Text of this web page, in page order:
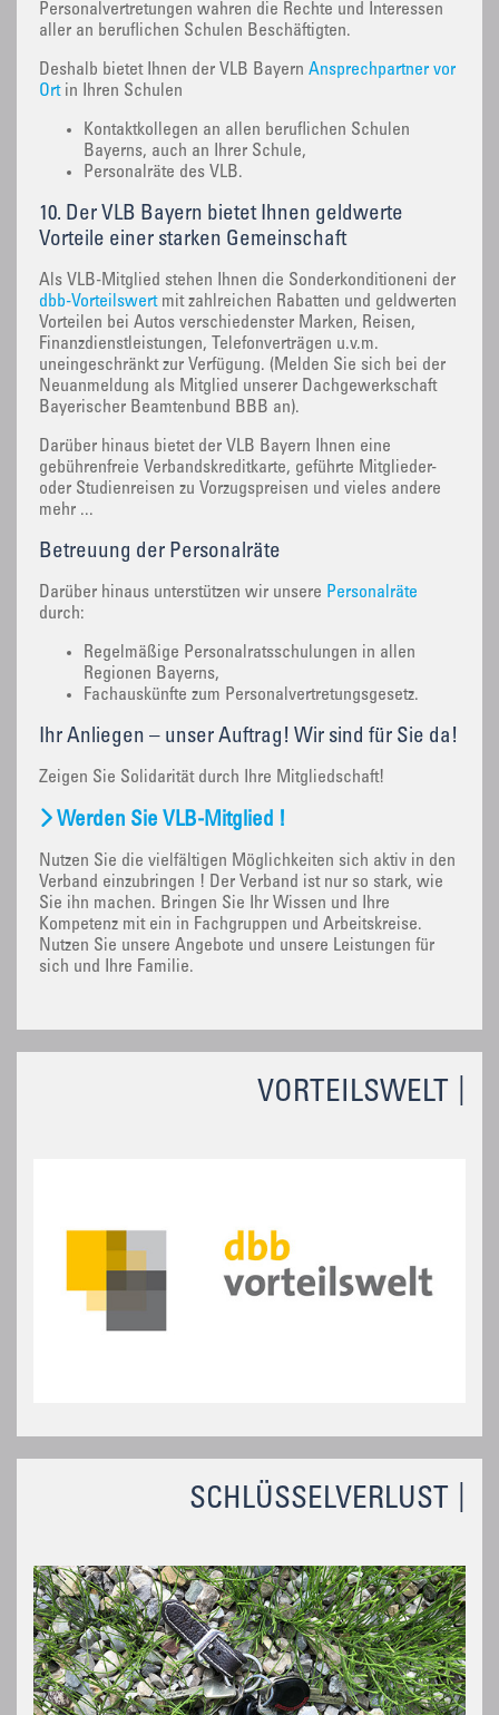
VORTEILSWELT
SCHLÜSSELVERLUST
Personalvertretungen wahren die Rechte und Interessen
aller an beruflichen Schulen Beschäftigten.
Deshalb bietet Ihnen der VLB Bayern Ansprechpartner vor
Ortin Ihren Schulen
Kontaktkollegen an allen beruflichen Schulen
Bayerns, auch an Ihrer Schule,
Personalräte des VLB.
10. Der VLB Bayern bietet Ihnen geldwerte
Vorteile einer starken Gemeinschaft
Als VLB-Mitglied stehen Ihnen die Sonderkonditioneni der
dbb-Vorteilswertmit zahlreichen Rabatten und geldwerten
Vorteilen bei Autos verschiedenster Marken, Reisen,
Finanzdienstleistungen, Telefonverträgen u.v.m.
uneingeschränkt zur Verfügung. (Melden Sie sich bei der
Neuanmeldung als Mitglied unserer Dachgewerkschaft
Bayerischer Beamtenbund BBB an).
Darüber hinaus bietet der VLB Bayern Ihnen eine
gebührenfreie Verbandskreditkarte, geführte Mitglieder-
oder Studienreisen zu Vorzugspreisen und vieles andere
mehr ...
Betreuung der Personalräte
Darüber hinaus unterstützen wir unsere Personalräte
durch:
Regelmäßige Personalratsschulungen in allen
Regionen Bayerns,
Fachauskünfte zum Personalvertretungsgesetz.
Ihr Anliegen – unser Auftrag! Wir sind für Sie da!
Zeigen Sie Solidarität durch Ihre Mitgliedschaft!
Werden Sie VLB-Mitglied !
Nutzen Sie die vielfältigen Möglichkeiten sich aktiv in den
Verband einzubringen ! Der Verband ist nur so stark, wie
Sie ihn machen. Bringen Sie Ihr Wissen und Ihre
Kompetenz mit ein in Fachgruppen und Arbeitskreise.
Nutzen Sie unsere Angebote und unsere Leistungen für
sich und Ihre Familie.